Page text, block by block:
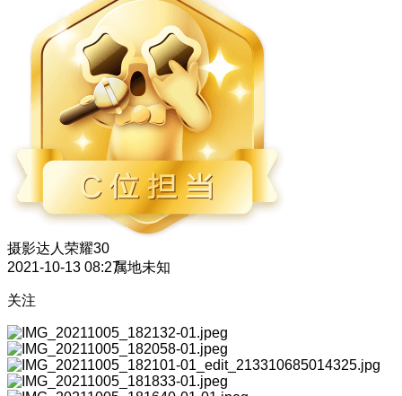
摄影达人 荣耀30
2021-10-13 08:27属地未知
关注